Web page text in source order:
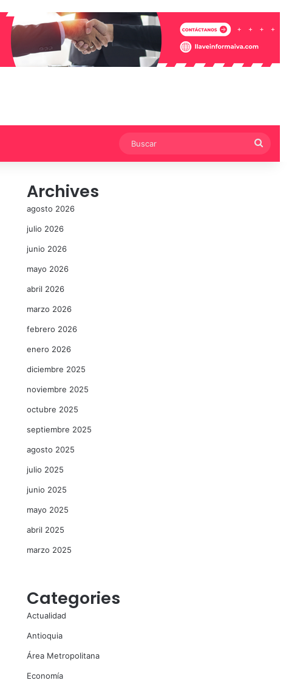
Archives
agosto 2026
julio 2026
junio 2026
mayo 2026
abril 2026
marzo 2026
febrero 2026
enero 2026
diciembre 2025
noviembre 2025
octubre 2025
septiembre 2025
agosto 2025
julio 2025
junio 2025
mayo 2025
abril 2025
marzo 2025
Categories
Actualidad
Antioquia
Área Metropolitana
Economía